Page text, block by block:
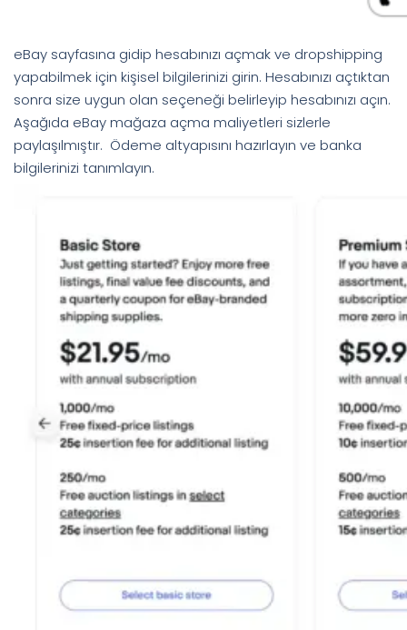
eBay sayfasına gidip hesabınızı açmak ve dropshipping
yapabilmek için kişisel bilgilerinizi girin. Hesabınızı açtıktan
sonra size uygun olan seçeneği belirleyip hesabınızı açın.
Aşağıda eBay mağaza açma maliyetleri sizlerle
paylaşılmıştır. Ödeme altyapısını hazırlayın ve banka
bilgilerinizi tanımlayın.